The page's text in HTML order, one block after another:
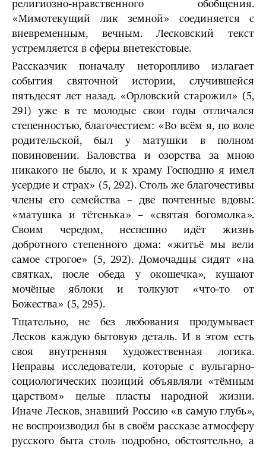
религиозно-нравственного обобщения.
«Мимотекущий лик земной» соединяется с
вневременным, вечным. Лесковский текст
устремляется в сферы внетекстовые.
Рассказчик поначалу неторопливо излагает
события святочной истории, случившейся
пятьдесят лет назад. «Орловский старожил» (5,
291) уже в те молодые свои годы отличался
степенностью, благочестием: «Во всём я, по воле
родительской, был у матушки в полном
повиновении. Баловства и озорства за мною
никакого не было, и к храму Господню я имел
усердие и страх» (5, 292). Столь же благочестивы
члены его семейства – две почтенные вдовы:
«матушка и тётенька» – «святая богомолка».
Своим чередом, неспешно идёт жизнь
добротного степенного дома: «житьё мы вели
самое строгое» (5, 292). Домочадцы сидят «на
святках, после обеда у окошечка», кушают
мочёные яблоки и толкуют «что-то от
Божества» (5, 295).
Тщательно, не без любования продумывает
Лесков каждую бытовую деталь. И в этом есть
своя внутренняя художественная логика.
Неправы исследователи, которые с вульгарно-
социологических позиций объявляли «тёмным
царством» целые пласты народной жизни.
Иначе Лесков, знавший Россию «в самую глубь»,
не воспроизводил бы в своём рассказе атмосферу
русского быта столь подробно, обстоятельно, а